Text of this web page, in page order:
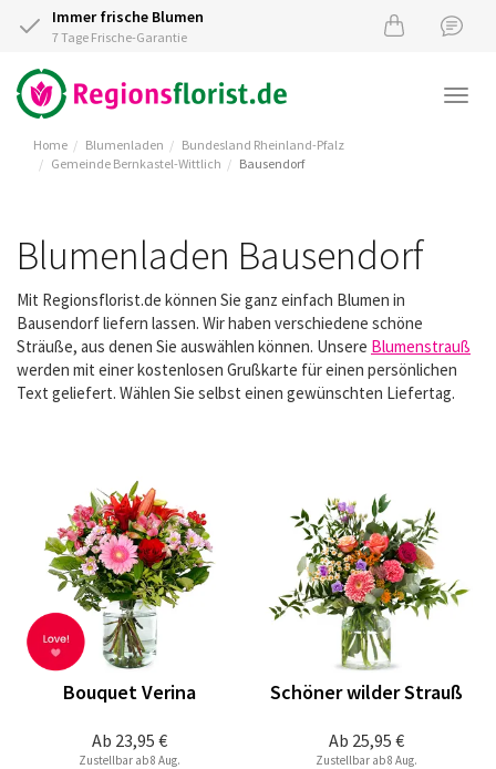
Immer frische Blumen
7 Tage Frische-Garantie
Home Blumenladen
Bundesland Rheinland-Pfalz
Gemeinde Bernkastel-Wittlich
Bausendorf
Blumenladen Bausendorf
Mit Regionsflorist.de können Sie ganz einfach Blumen in
Bausendorf liefern lassen. Wir haben verschiedene schöne
Sträuße, aus denen Sie auswählen können. Unsere Blumenstrauß
werden mit einer kostenlosen Grußkarte für einen persönlichen
Text geliefert. Wählen Sie selbst einen gewünschten Liefertag.
Ab 23,95 €
Bouquet Verina
Zustellbar ab 8 Aug.
Ab 25,95 €
Schöner wilder Strauß
Zustellbar ab 8 Aug.